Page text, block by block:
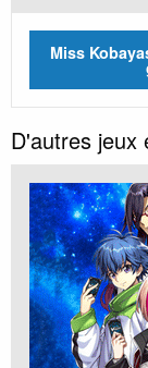
Miss
D'autres jeux